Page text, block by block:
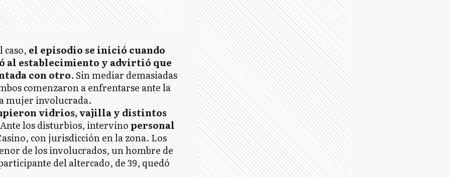
el episodio se inició cuando
al establecimiento y advirtió que
con otro. Sin mediar demasiadas
comenzaron a enfrentarse ante la
mujer involucrada.
vidrios, vajilla y distintos
los disturbios, intervino personal
con jurisdicción en la zona. Los
de los involucrados, un hombre de
del altercado, de 39, quedó